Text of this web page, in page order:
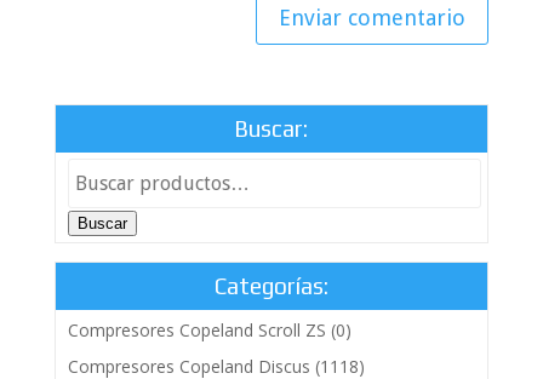
Buscar:
Buscar
Categorías:
Compresores Copeland Scroll ZS (0)
Compresores Copeland Discus (1118)